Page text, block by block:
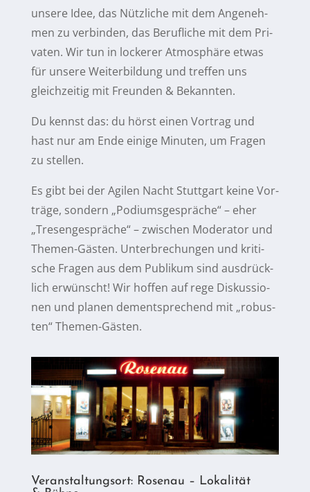
un­se­re Idee, das Nütz­li­che mit dem An­ge­neh­
men zu ver­bin­den, das Be­ruf­li­che mit dem Pri­
va­ten. Wir tun in lo­cke­rer At­mo­sphä­re et­was
für un­se­re Wei­ter­bil­dung und tref­fen uns
gleich­zei­tig mit Freun­den & Bekannten.
Du kennst das: du hörst ei­nen Vor­trag und
hast nur am En­de ei­ni­ge Mi­nu­ten, um Fra­gen
zu stellen.
Es gibt bei der Agi­len Nacht Stutt­gart kei­ne Vor­
trä­ge, son­dern „Po­di­ums­ge­sprä­che“ – eher
„Tre­sen­ge­sprä­che“ – zwi­schen Mo­de­ra­tor und
The­men-Gäs­ten. Un­ter­bre­chun­gen und kri­ti­
sche Fra­gen aus dem Pu­bli­kum sind aus­drück­
lich er­wünscht! Wir hof­fen auf re­ge Dis­kus­sio­
nen und pla­nen dem­entspre­chend mit „ro­bus­
ten“ Themen-Gästen.
Ver­an­stal­tungs­ort: Ro­se­nau – Lo­ka­li­tät